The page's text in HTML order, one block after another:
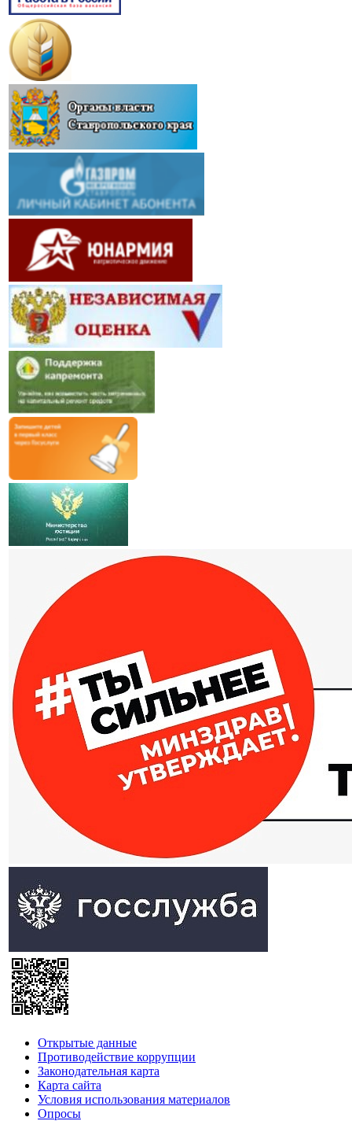
Открытые данные
Противодействие коррупции
Законодательная карта
Карта сайта
Условия использования материалов
Опросы